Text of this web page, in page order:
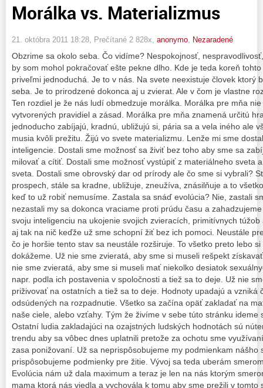
Morálka vs. Materializmus
21. októbra 2011 18:28 , Prečítané 2 828x, anonymo Nezaradené
Obzrime sa okolo seba. Čo vidíme? Nespokojnosť,
by som mohol pokračovať ešte pekne dlho. Kde je teda koreň
priveľmi jednoduchá. Je to v nás. Na svete neexistuje človek ktorý
seba. Je to prirodzené dokonca aj u zvierat. Ale v čom je vlastne
Ten rozdiel je že nás ludí obmedzuje morálka. Morálka pre mňa
vytvorených pravidiel a zásad. Morálka pre mňa znamená určitú
jednoducho zabíjajú, kradnú, ubližujú si, pária sa a vela iného ale
musia kvôli prežitu. Žijú vo svete materializmu. Lenže mi sme
inteligencie. Dostali sme možnosť sa živiť bez toho aby sme sa
milovať a cítiť. Dostali sme možnosť vystúpiť z materiálneho sveta
sveta. Dostali sme obrovský dar od prírody ale čo sme si vybrali?
prospech, stále sa kradne, ubližuje, zneužíva, znásilňuje a to
keď to už robiť nemusíme. Zastala sa snáď evolúcia? Nie, zastali
nezastali my sa dokonca vraciame proti prúdu času a
svoju inteligenciu na ukojenie svojich zvieracích, primitívnych
aj tak na nič keďže už sme schopní žiť bez ich pomoci. Neustále
čo je horšie tento stav sa neustále rozširuje. To všetko preto lebo
dokážeme. Už nie sme zvieratá, aby sme si museli rešpekt
nie sme zvieratá, aby sme si museli mať niekolko desiatok
napr. podla ich postavenia v spoločnosti a tiež sa to deje. Už nie
priživovať na ostatních a tiež sa to deje. Hodnoty upadajú a vzniká
odsúdených na rozpadnutie. Všetko sa začína opäť zakladať na
naše ciele, alebo vzťahy. Tým že živíme v sebe túto stránku ideme
Ostatní ludia zakladajúci na ozajstných ludských hodnotách sú
trendu aby sa vôbec dnes uplatnili pretože za ochotu sme
zasa ponižovaní. Už sa neprispôsobujeme my podmienkam nášho
prispôsobujeme podmienky pre žitie. Vývoj sa teda uberám
Evolúcia nám už dala maximum a teraz je len na nás ktorým
mama ktorá nás viedla a vychovála k tomu aby sme prežili v tomto